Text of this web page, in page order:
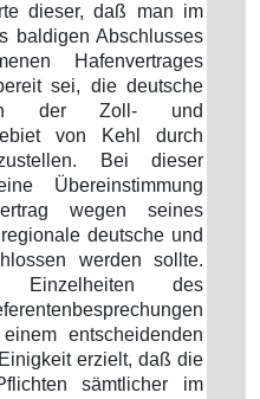
dieser, daß man im
baldigen Abschlusses
Hafenvertrages
sei, die deutsche
der Zoll- und
von Kehl durch
Bei dieser
Übereinstimmung
wegen seines
deutsche und
werden sollte.
Einzelheiten des
entscheidenden
erzielt, daß die
sämtlicher im